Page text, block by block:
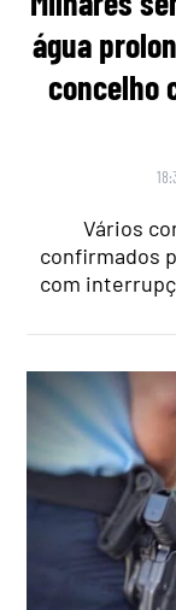
água
concelho
Vários
confirmados
com